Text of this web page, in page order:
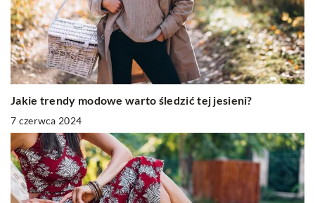
Jakie trendy modowe warto śledzić tej jesieni?
7 czerwca 2024